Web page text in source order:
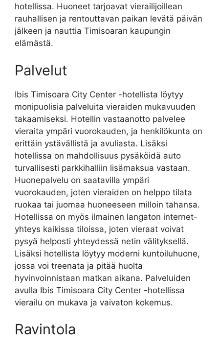
hotellissa. Huoneet tarjoavat vierailijoillean
rauhallisen ja rentouttavan paikan levätä päivän
jälkeen ja nauttia Timisoaran kaupungin
elämästä.
Palvelut
Ibis Timisoara City Center -hotellista löytyy
monipuolisia palveluita vieraiden mukavuuden
takaamiseksi. Hotellin vastaanotto palvelee
vieraita ympäri vuorokauden, ja henkilökunta on
erittäin ystävällistä ja avuliasta. Lisäksi
hotellissa on mahdollisuus pysäköidä auto
turvallisesti parkkihalliin lisämaksua vastaan.
Huonepalvelu on saatavilla ympäri
vuorokauden, joten vieraiden on helppo tilata
ruokaa tai juomaa huoneeseen milloin tahansa.
Hotellissa on myös ilmainen langaton internet-
yhteys kaikissa tiloissa, joten vieraat voivat
pysyä helposti yhteydessä netin välityksellä.
Lisäksi hotellista löytyy moderni kuntoiluhuone,
jossa voi treenata ja pitää huolta
hyvinvoinnistaan matkan aikana. Palveluiden
avulla Ibis Timisoara City Center -hotellissa
vierailu on mukava ja vaivaton kokemus.
Ravintola